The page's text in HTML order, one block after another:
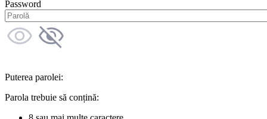
Password
Puterea parolei:
Parola trebuie să conțină: